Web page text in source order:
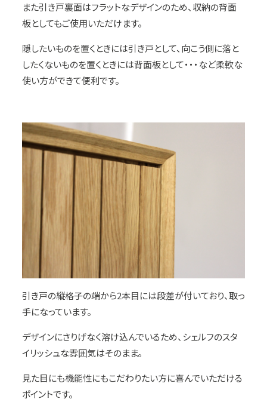
また引き戸裏面はフラットなデザインのため、収納の背面
板としてもご使用いただけます。
隠したいものを置くときには引き戸として、向こう側に落と
したくないものを置くときには背面板として・・・など柔軟な
使い方ができて便利です。
引き戸の縦格子の端から2本目には段差が付いており、取っ
手になっています。
デザインにさりげなく溶け込んでいるため、シェルフのスタ
イリッシュな雰囲気はそのまま。
見た目にも機能性にもこだわりたい方に喜んでいただける
ポイントです。